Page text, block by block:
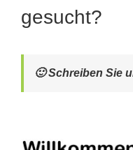
gesucht?
🙂 Schreiben Sie